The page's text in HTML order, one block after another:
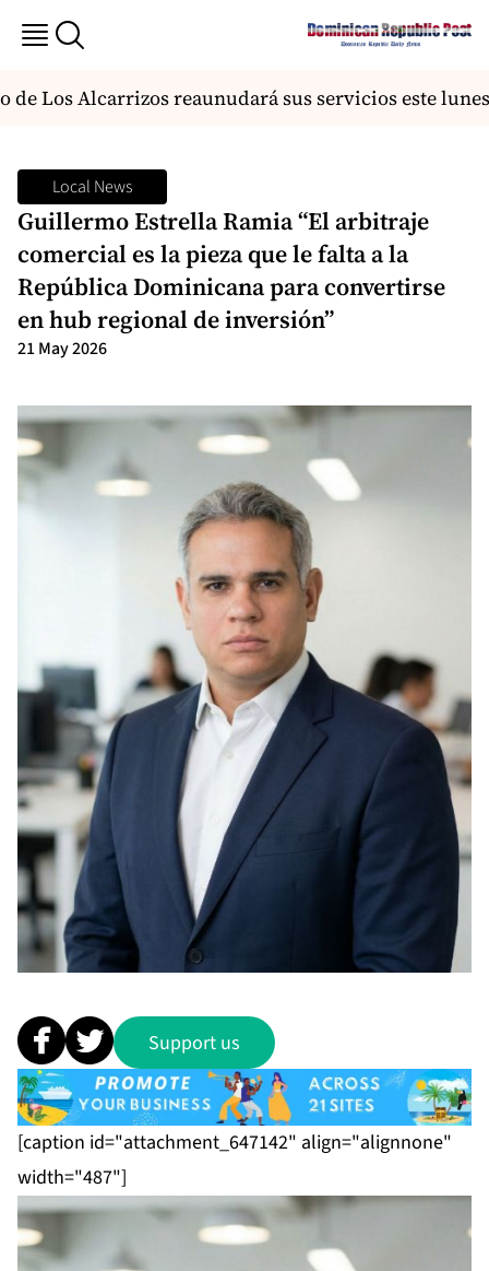
Los Alcarrizos reaunudará sus servicios este lunes
Local News
Guillermo Estrella Ramia “El arbitraje
comercial es la pieza que le falta a la
República Dominicana para convertirse
en hub regional de inversión”
21 May 2026
Support us
[caption id="attachment_647142" align="alignnone"
width="487"]